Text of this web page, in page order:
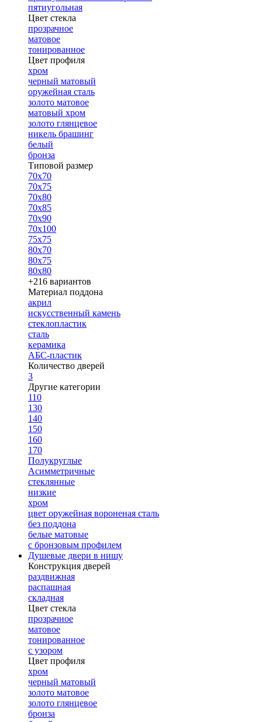
пятиугольная
Цвет стекла
прозрачное
матовое
тонированное
Цвет профиля
хром
черный матовый
оружейная сталь
золото матовое
матовый хром
золото глянцевое
никель брашинг
белый
бронза
Типовой размер
70х70
70х75
70х80
70х85
70х90
70х100
75х75
80х70
80х75
80х80
+216 вариантов
Материал поддона
акрил
искусственный камень
стеклопластик
сталь
керамика
АБС-пластик
Количество дверей
3
Другие категории
110
130
140
150
160
170
Полукруглые
Асимметричные
стеклянные
низкие
хром
цвет оружейная вороненая сталь
без поддона
белые матовые
с бронзовым профилем
Душевые двери в нишу
Конструкция дверей
раздвижная
распашная
складная
Цвет стекла
прозрачное
матовое
тонированное
с узором
Цвет профиля
хром
черный матовый
золото матовое
золото глянцевое
бронза